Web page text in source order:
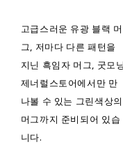
고급스러운 유광 블랙 머
그, 저마다 다른 패턴을
지닌 흑임자 머그, 굿모닝
제너럴스토어에서만 만
나볼 수 있는 그린색상의
머그까지 준비되어 있습
니다.